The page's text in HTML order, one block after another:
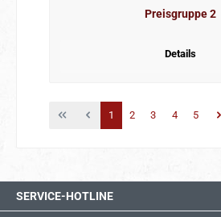
Preisgruppe 2
Details
Seite
1 Seite
2 Seite
3 Seite
4 Seite
5
SERVICE-HOTLINE